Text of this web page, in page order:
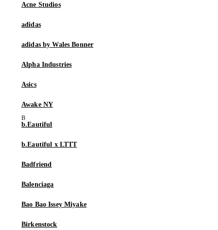
Acne Studios
adidas
adidas by Wales Bonner
Alpha Industries
Asics
Awake NY
b.Eautiful
b.Eautiful x LTTT
Badfriend
Balenciaga
Bao Bao Issey Miyake
Birkenstock